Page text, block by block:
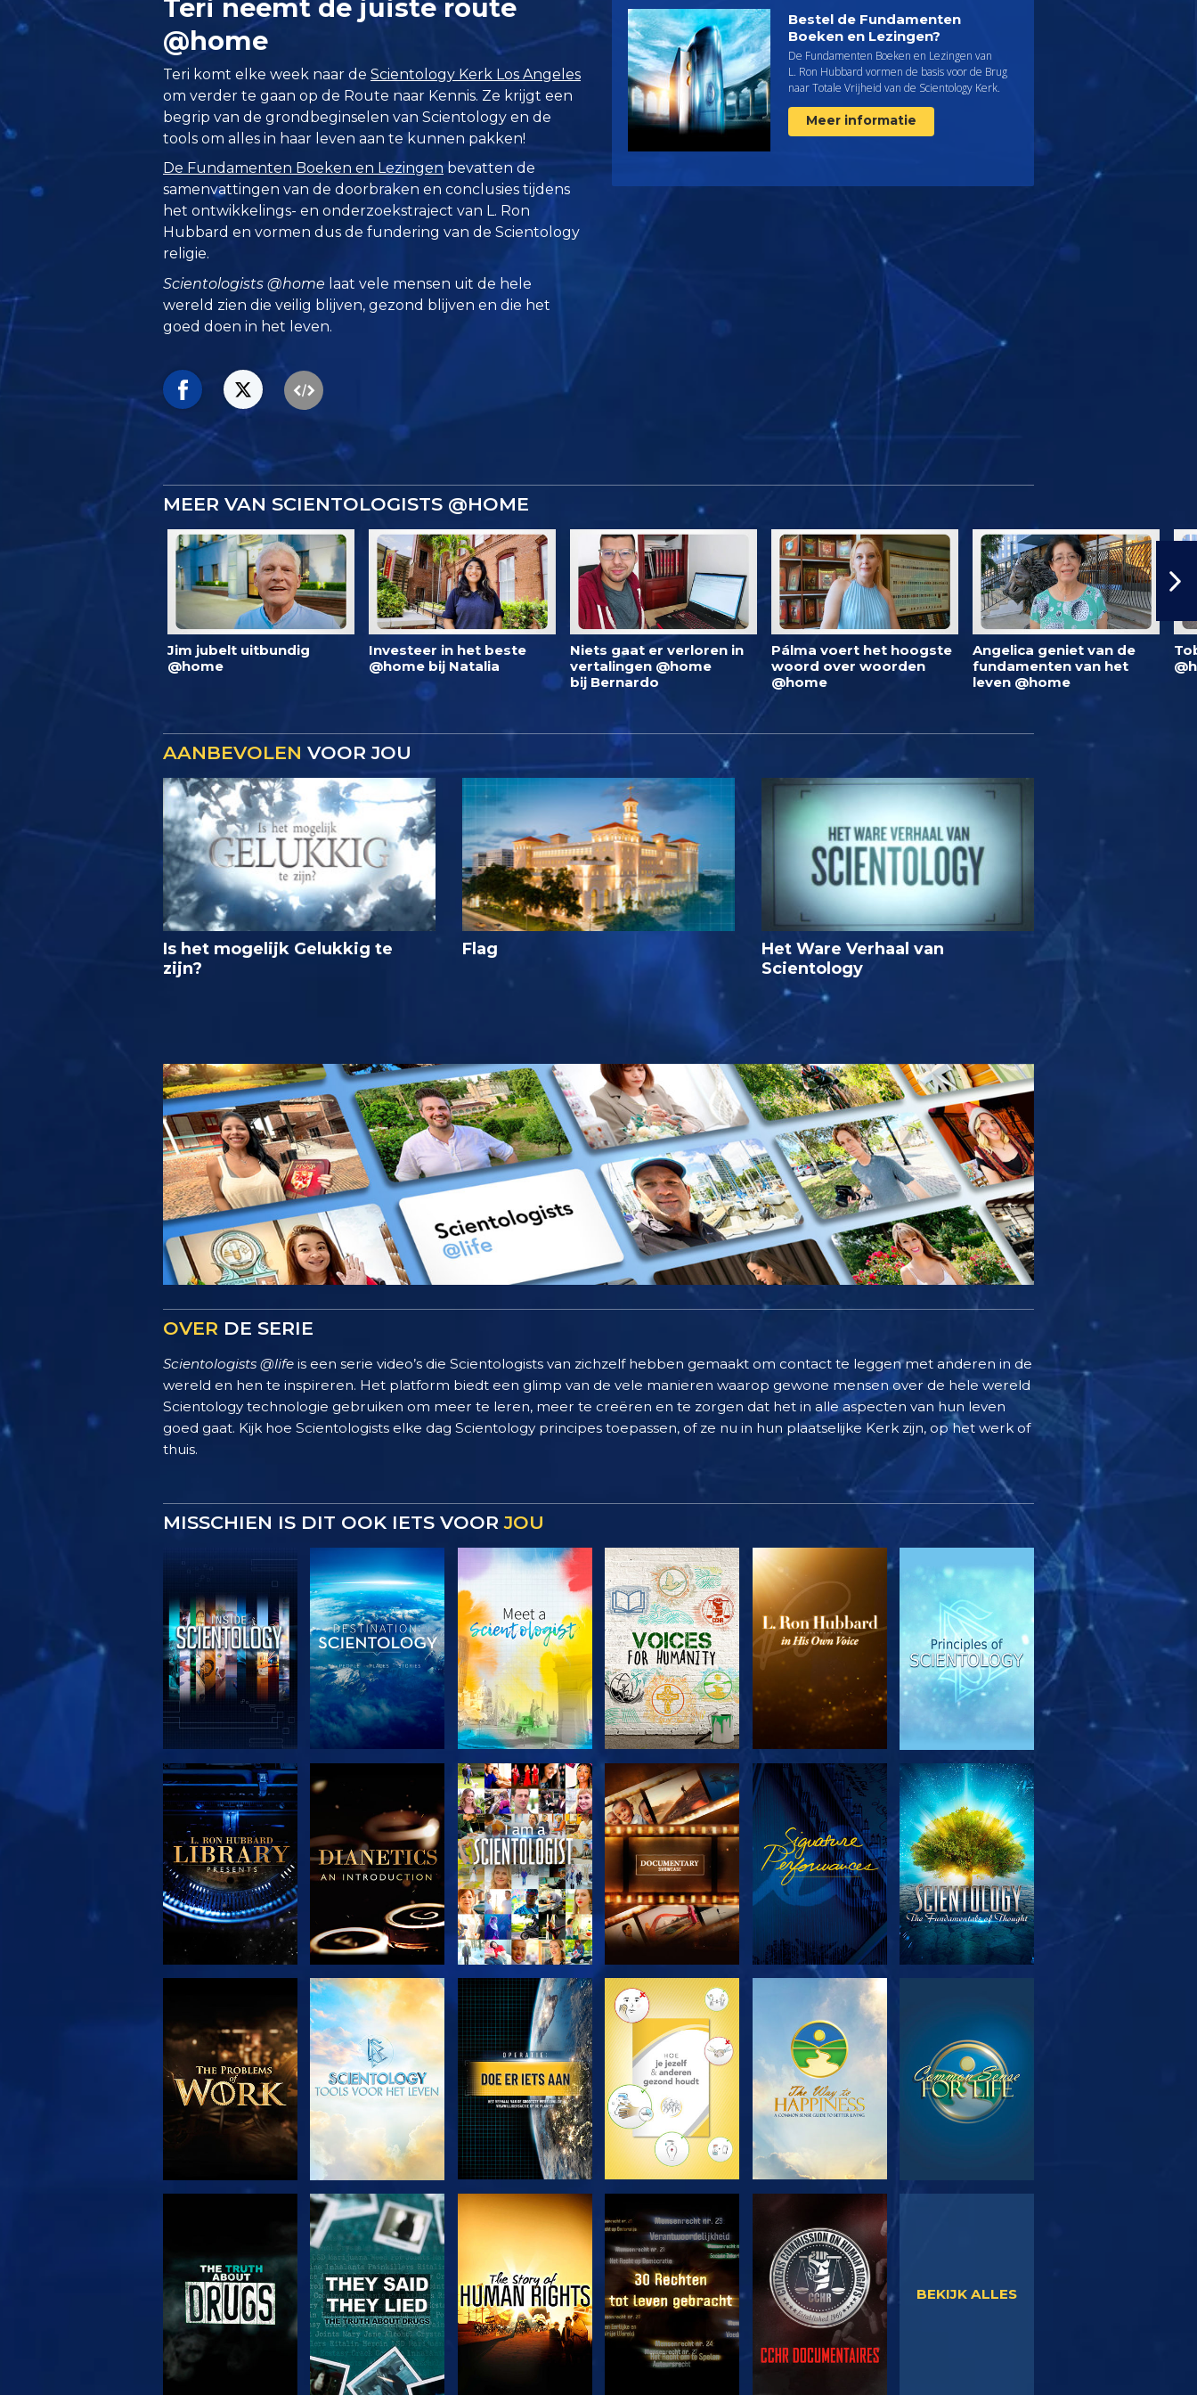
Teri neemt de juiste route
@home
Teri komt elke week naar deScientology Kerk Los Angeles
om verder te gaan op de Route naar Kennis. Ze krijgt een
begrip van de grondbeginselen van Scientology en de
tools om alles in haar leven aan te kunnen pakken!
De Fundamenten Boeken en Lezingenbevatten de
samenvattingen van de doorbraken en conclusies tijdens
het ontwikkelings- en onderzoekstraject van L. Ron
Hubbard en vormen dus de fundering van de Scientology
religie.
Scientologists @home laat vele mensen uit de hele
wereld zien die veilig blijven, gezond blijven en die het
goed doen in het leven.
Bestel de Fundamenten
Boeken en Lezingen?
De Fundamenten Boeken en Lezingen van
L. Ron Hubbard vormen de basis voor de Brug
naar Totale Vrijheid van de Scientology Kerk.
Meer informatie
MEER VAN SCIENTOLOGISTS @HOME
Jim jubelt uitbundig
@home
Investeer in het beste
@home bij Natalia
Niets gaat er verloren in
vertalingen @home
bij Bernardo
Pálma voert het hoogste
woord over woorden
@home
Angelica geniet van de
fundamenten van het
leven @home
AANBEVOLEN VOOR JOU
Is het mogelijk Gelukkig te
zijn?
Flag
Het Ware Verhaal van
Scientology
OVER DE SERIE
Scientologists @life is een serie video’s die Scientologists van zichzelf hebben gemaakt om contact te leggen met anderen in de
wereld en hen te inspireren. Het platform biedt een glimp van de vele manieren waarop gewone mensen over de hele wereld
Scientology technologie gebruiken om meer te leren, meer te creëren en te zorgen dat het in alle aspecten van hun leven
goed gaat. Kijk hoe Scientologists elke dag Scientology principes toepassen, of ze nu in hun plaatselijke Kerk zijn, op het werk of
thuis.
MISSCHIEN IS DIT OOK IETS VOORJOU
VERKEN DE SERIE VERKEN DE SERIE VERKEN DE SERIE VERKEN DE SERIE VERKEN DE SERIE KIJK
VERKEN DE SERIE VERKEN DE SERIE VERKEN DE SERIE VERKEN DE SERIE
KIJK KIJK KIJK
BEKIJK ALLES